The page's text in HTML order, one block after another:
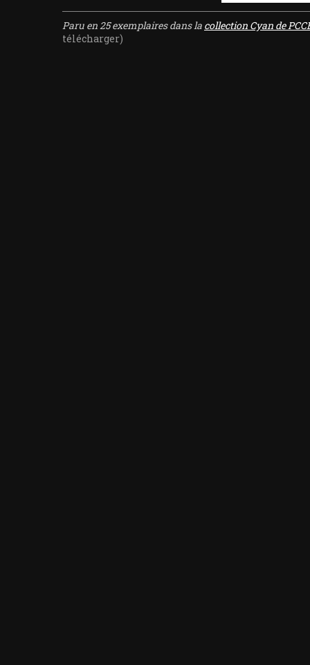
Paru en 25 exemplaires dans la collection Cyan de
télécharger)